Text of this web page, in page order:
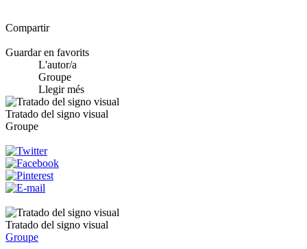
Compartir
Guardar en favorits
L'autor/a
Groupe
Llegir més
Tratado del signo visual
Groupe
Tratado del signo visual
Groupe